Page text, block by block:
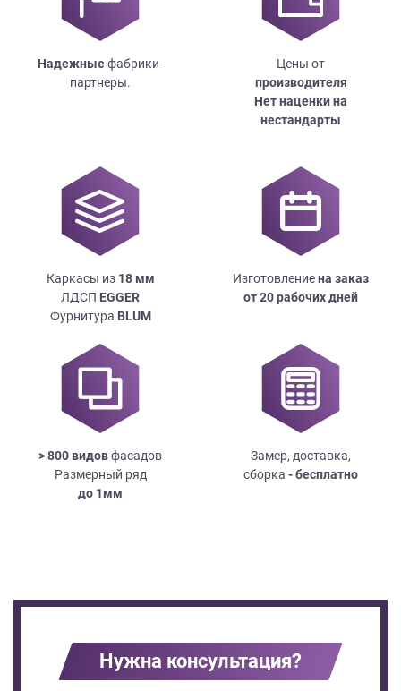
Надежныефабрики-
партнеры.
Цены от
производителя
Нет наценки на
нестандарты
Каркасы из 18мм
ЛДСП EGGER
Фурнитура BLUM
Изготовлениена заказ
от 20 рабочих дней
> 800 видовфасадов
Размерный ряд
до 1мм
Замер, доставка,
сборка - бесплатно
Нужна консультация?